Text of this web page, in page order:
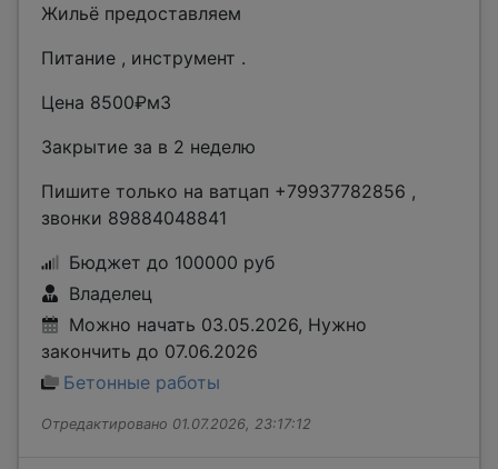
Жильё предоставляем
Питание , инструмент .
Цена 8500₽м3
Закрытие за в 2 неделю
Пишите только на ватцап +79937782856 ,
звонки 89884048841
Бюджет до 100000 руб
Владелец
Можно начать 03.05.2026, Нужно
закончить до 07.06.2026
Бетонные работы
Отредактировано 01.07.2026, 23:17:12